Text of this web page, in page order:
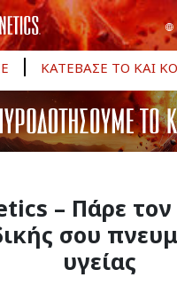
ΚΑΤΕΒΑΣΕ ΤΟ ΚΑΙ
– Πάρε τον
σου
υγείας